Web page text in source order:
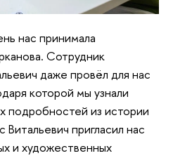
нас принимала
Сотрудник
даже провёл для нас
которой мы узнали
подробностей из истории
пригласил нас
и художественных